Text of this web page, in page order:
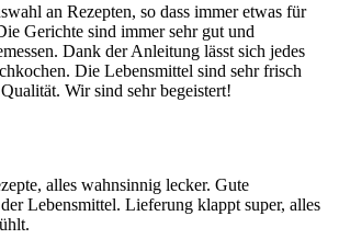
an Rezepten, so dass immer etwas für
Gerichte sind immer sehr gut und
Dank der Anleitung lässt sich jedes
Die Lebensmittel sind sehr frisch
Wir sind sehr begeistert!
alles wahnsinnig lecker. Gute
Lebensmittel. Lieferung klappt super, alles